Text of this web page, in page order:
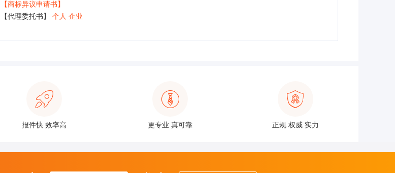
【商标异议申请书】
【代理委托书】 个人 企业
报件快 效率高 更专业 真可靠 正规 权威 实力